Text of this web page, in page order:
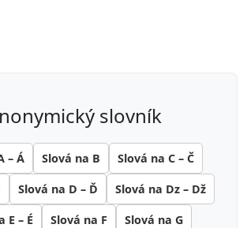
slovník
– Á Slová na B Slová na C – Č
Slová na D – Ď Slová na Dz – Dž
E – É Slová na F Slová na G